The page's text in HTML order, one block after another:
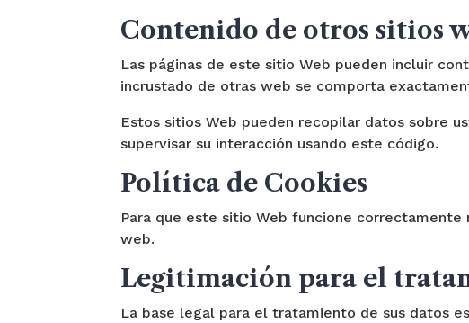
Contenido de otros sitios
Las páginas de este sitio Web pueden incluir
incrustado de otras web se comporta
Estos sitios Web pueden recopilar datos sobre
supervisar su interacción usando este código.
Política de Cookies
Para que este sitio Web funcione
web.
Legitimación para el
La base legal para el tratamiento de sus datos